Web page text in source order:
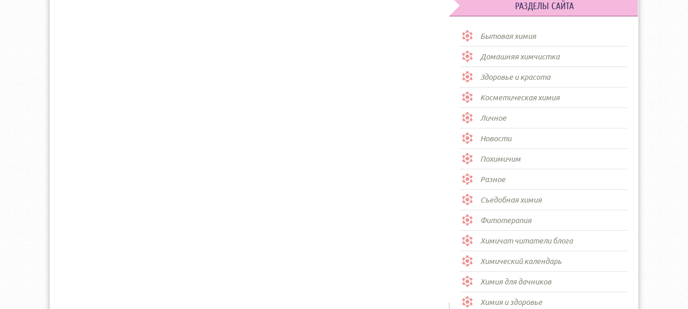
РАЗДЕЛЫ САЙТА
Бытовая химия
Домашняя химчистка
Здоровье и красота
Косметическая химия
Личное
Новости
Похимичим
Разное
Съедобная химия
Фитотерапия
Химичат читатели блога
Химический календарь
Химия для дачников
Химия и здоровье